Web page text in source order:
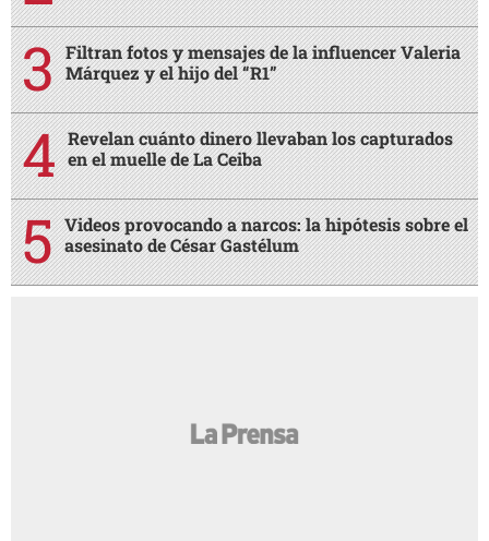
Filtran fotos y mensajes de la influencer Valeria
Márquez y el hijo del “R1”
Revelan cuánto dinero llevaban los capturados
en el muelle de La Ceiba
Videos provocando a narcos: la hipótesis sobre el
asesinato de César Gastélum